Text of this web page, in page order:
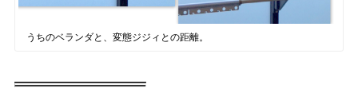
うちのベランダと、変態ジジィとの距離。